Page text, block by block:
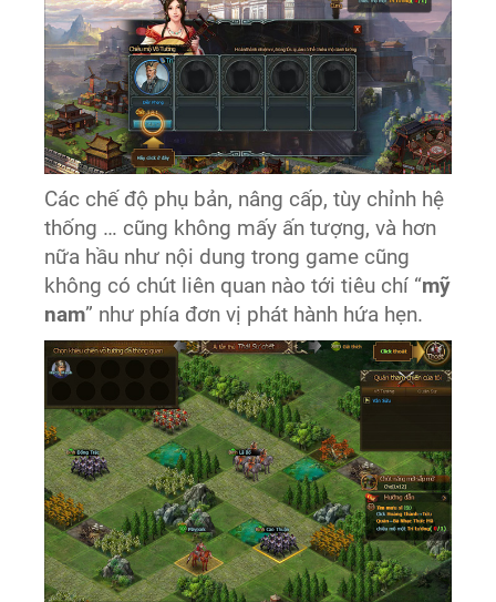
Các chế độ phụ bản, nâng cấp, tùy chỉnh hệ
thống … cũng không mấy ấn tượng, và hơn
nữa hầu như nội dung trong game cũng
không có chút liên quan nào tới tiêu chí “mỹ
nam” như phía đơn vị phát hành hứa hẹn.